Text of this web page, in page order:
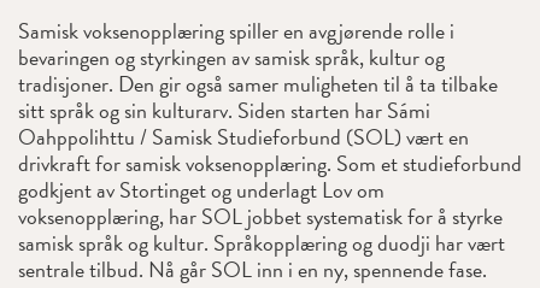
Samisk voksenopplæring spiller en avgjørende rolle i
bevaringen og styrkingen av samisk språk, kultur og
tradisjoner. Den gir også samer muligheten til å ta tilbake
sitt språk og sin kulturarv. Siden starten har Sámi
Oahppolihttu / Samisk Studieforbund (SOL) vært en
drivkraft for samisk voksenopplæring. Som et studieforbund
godkjent av Stortinget og underlagt Lov om
voksenopplæring, har SOL jobbet systematisk for å styrke
samisk språk og kultur. Språkopplæring og duodji har vært
sentrale tilbud. Nå går SOL inn i en ny, spennende fase.